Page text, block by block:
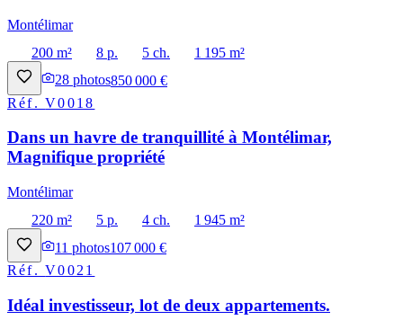
Montélimar
200 m²
8 p. 5 ch.
1 195 m²
28 photos850 000 €
Réf.V0018
Dans un havre de tranquillité à Montélimar,
Magnifique propriété
Montélimar
220 m²
5 p. 4 ch.
1 945 m²
11 photos107 000 €
Réf.V0021
Idéal investisseur, lot de deux appartements.